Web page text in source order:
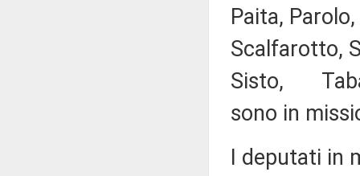
Paita,
Scalfarotto,
Sisto,
sono in
I deputati in